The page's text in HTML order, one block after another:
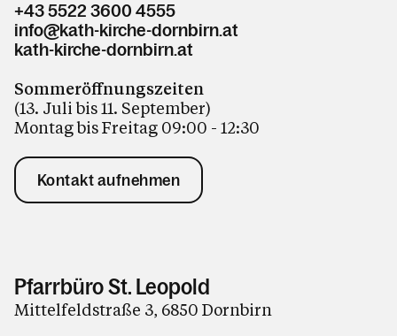
+43 5522 3600 4555
info@kath-kirche-dornbirn.at
kath-kirche-dornbirn.at
Sommeröffnungszeiten
(13. Juli bis 11. September)
Montag bis Freitag 09:00 - 12:30
Kontakt aufnehmen
Pfarrbüro St. Leopold
Mittelfeldstraße 3, 6850 Dornbirn